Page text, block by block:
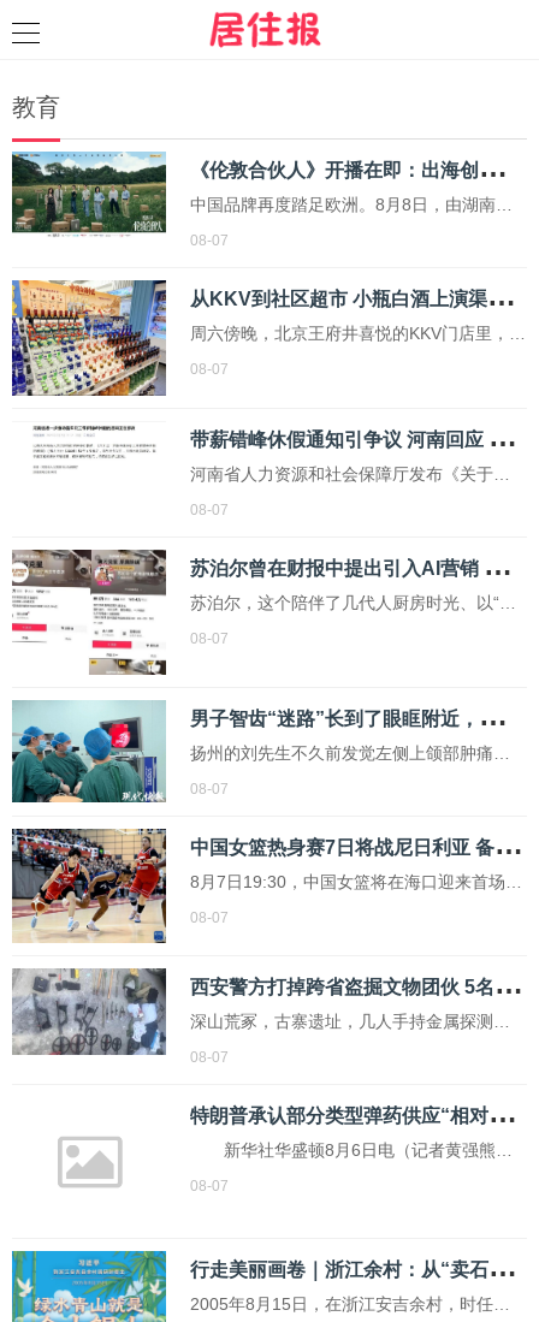
教育
《
伦敦合伙人》开播在即：出海创业试水“国货集群”模式，带动入境消费反向种草
中国品牌再度踏足欧洲。8月8日，由湖南卫
视、芒果TV、小芒联合出品的青春合伙人海
播。尚雯婕、李佳琦、张予曦、赵昭仪、颜
安和米卡6位合伙人将再度集结，共同经营位
于英国伦敦西区大波特兰街的Yan Lab快闪
08-07
从
KKV到社区超市 小瓶白酒上演渠道“狂奔”
周六傍晚，北京王府井喜悦的KKV门店里，酒
水区货架前站着几位年轻顾客。他们在一排
液端详片刻，又转头看向旁边的梅见青梅
从几十元到200多元不等。
08-07
带
薪错峰休假通知引争议 河南回应 直面“不敢休、不能休、休不均”痛点
河南省人力资源和社会保障厅发布《关于进
一步推动落实职工带薪错峰休假的通知》
够准确且程序审签不规范，该通知待修改后
将重新印发
08-07
苏
泊尔曾在财报中提出引入AI营销 流量焦虑下的低俗尝试
苏泊尔，这个陪伴了几代人厨房时光、以“安
全耐用”著称的国民家电品牌，最近却因为一
男厕、搓澡大叔闯入女浴室等情节，令人感
到不适
08-07
男
子智齿“迷路”长到了眼眶附近，医生定制化手术将其完整取出
扬州的刘先生不久前发觉左侧上颌部肿痛，
并流出黑色液体，到医院检查后发现，自己
鼻腔等部位，如果不及时处理，甚至会压迫
眼眶结构及颅底重要血管神经。扬州市江都
人民医院通过个体化MDT联合手术方案，最
08-07
中
国女篮热身赛7日将战尼日利亚 备战世界杯关键练兵
8月7日19:30，中国女篮将在海口迎来首场热
身赛。根据安排，中国女篮将在7日、9日两
行第三场比赛。为备战即将到来的两大顶级
08-07
西
安警方打掉跨省盗掘文物团伙 5名成员全落网
深山荒冢，古寨遗址，几人手持金属探测仪
四处搜寻，专挑地下埋藏的古代钱币、青铜
08-07
特
朗普承认部分类型弹药供应“相对紧张”
新华社华盛顿8月6日电（记者黄强熊茂
伶）美国总统特朗普6日在白宫承认，尽管美
提问时说，“我们在某些威力巨大的弹药的供
08-07
行
走美丽画卷｜浙江余村：从“卖石头”到“卖风景”的乡村蝶变
2005年8月15日，在浙江安吉余村，时任浙